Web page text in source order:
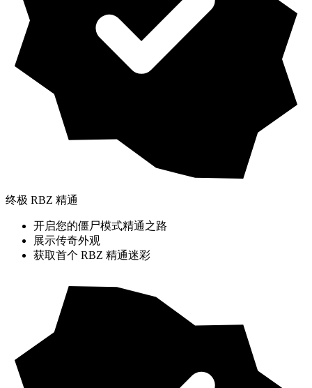
终极 RBZ 精通
开启您的僵尸模式精通之路
展示传奇外观
获取首个 RBZ 精通迷彩